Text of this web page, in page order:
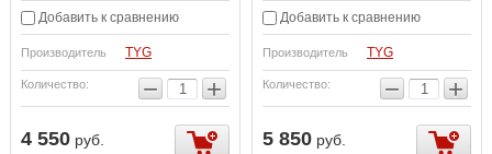
Добавить к сравнению
Производитель TYG
Количество: − +
4 550 руб.
Добавить к сравнению
Производитель TYG
Количество: − +
5 850 руб.